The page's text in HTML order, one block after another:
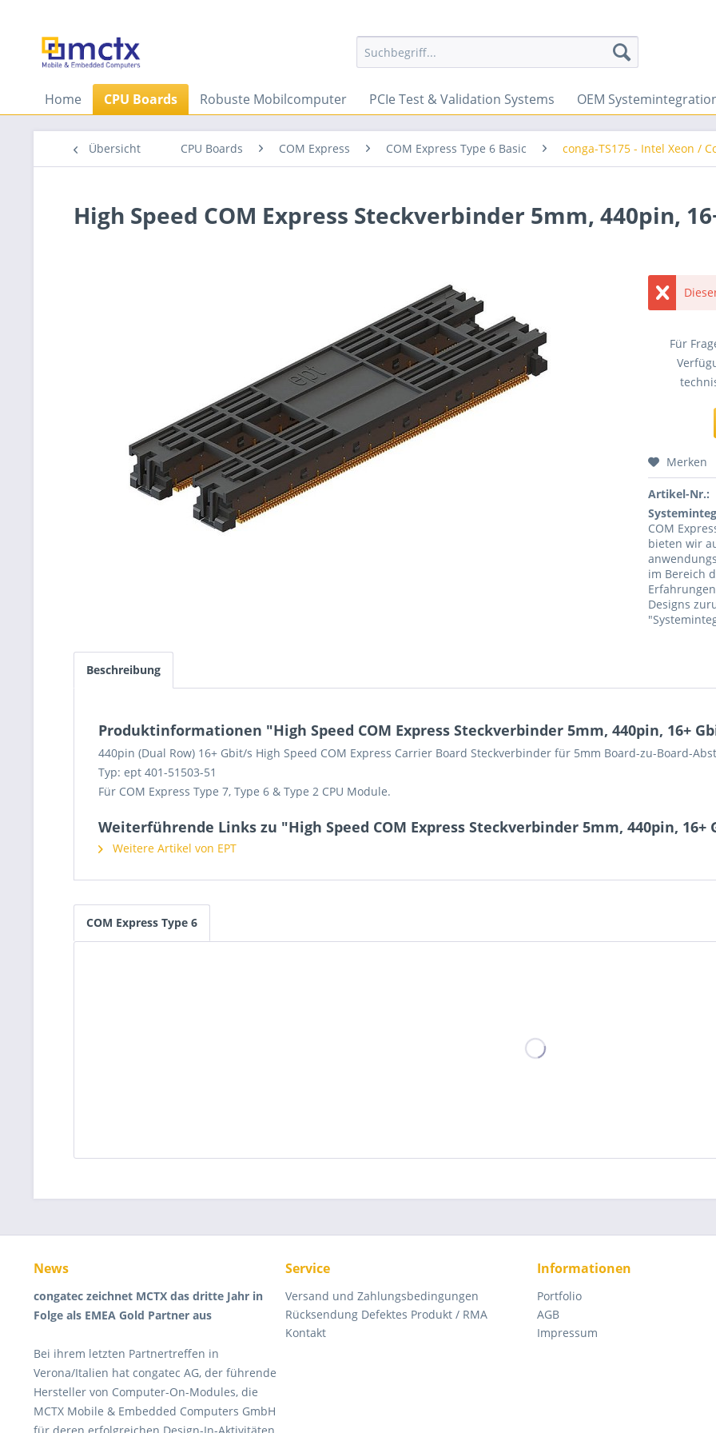
Home CPU Boards Robuste Mobilcomputer PCIe Test & Validation Systems OEM
Übersicht CPU Boards COM Express COM Express Type 6 Basic conga-TS175 - Intel Xeon /
High Speed COM Express Steckverbinder 5mm, 440pin,
Für
Merken
Artikel-Nr.:
COM
bieten wir
im Bereich
Designs
Beschreibung
Produktinformationen "High Speed COM Express Steckverbinder 5mm, 440pin, 16+
440pin (Dual Row) 16+ Gbit/s High Speed COM Express Carrier Board Steckverbinder für 5mm Board-zu-Board-
Typ: ept 401-51503-51
Für COM Express Type 7, Type 6 & Type 2 CPU Module.
Weiterführende Links zu "High Speed COM Express Steckverbinder 5mm, 440pin, 16+
Weitere Artikel von EPT
COM Express Type 6
News
congatec zeichnet MCTX das dritte Jahr in
Folge als EMEA Gold Partner aus
Bei ihrem letzten Partnertreffen in
Verona/Italien hat congatec AG, der führende
Hersteller von Computer-On-Modules, die
MCTX Mobile & Embedded Computers GmbH
Service
Versand und Zahlungsbedingungen
Rücksendung Defektes Produkt / RMA
Kontakt
Informationen
Portfolio
AGB
Impressum